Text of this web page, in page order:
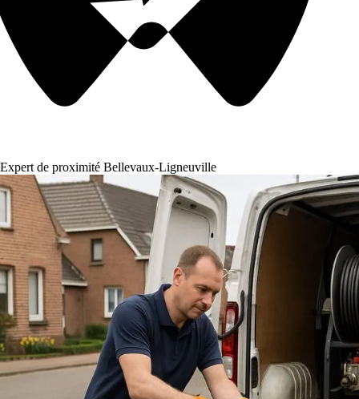
Expert de proximité Bellevaux-Ligneuville